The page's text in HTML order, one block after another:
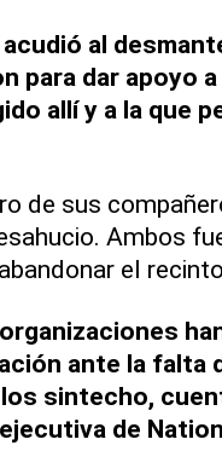
al
para dar apoyo
allí y a la que
de sus
Ambos
el
ante la falta
sintecho,
de